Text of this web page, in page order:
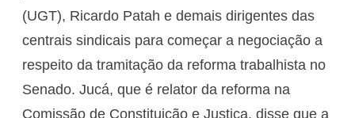
(UGT), Ricardo Patah e demais dirigentes das
centrais sindicais para começar a negociação a
respeito da tramitação da reforma trabalhista no
Senado. Jucá, que é relator da reforma na
Comissão de Constituição e Justiça, disse que a